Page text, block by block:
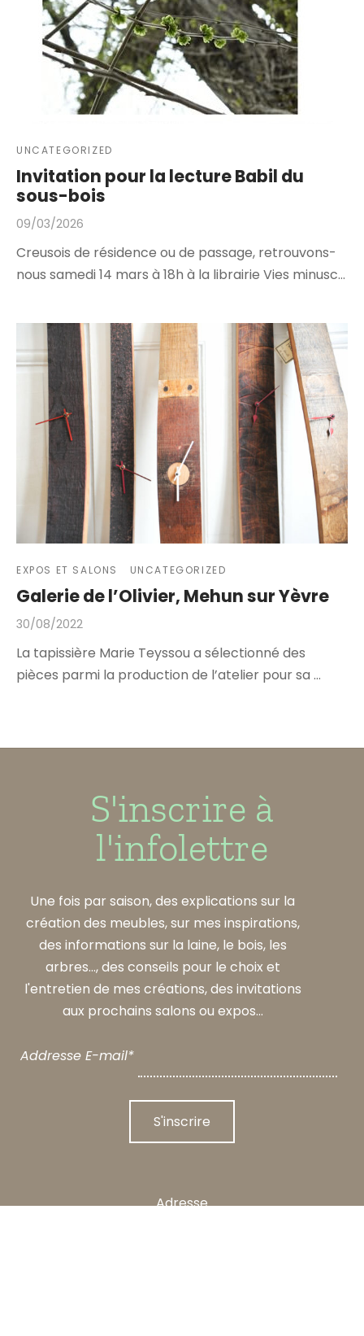
UNCATEGORIZED
Invitation pour la lecture Babil du
sous-bois
09/03/2026
Creusois de résidence ou de passage, retrouvons-
nous samedi 14 mars à 18h à la librairie Vies minusc…
EXPOS ET SALONS UNCATEGORIZED
Galerie de l’Olivier, Mehun sur Yèvre
30/08/2022
La tapissière Marie Teyssou a sélectionné des
pièces parmi la production de l’atelier pour sa …
S'inscrire à
l'infolettre
Une fois par saison, des explications sur la
création des meubles, sur mes inspirations,
des informations sur la laine, le bois, les
arbres..., des conseils pour le choix et
l'entretien de mes créations, des invitations
aux prochains salons ou expos...
Addresse E-mail*
Adresse